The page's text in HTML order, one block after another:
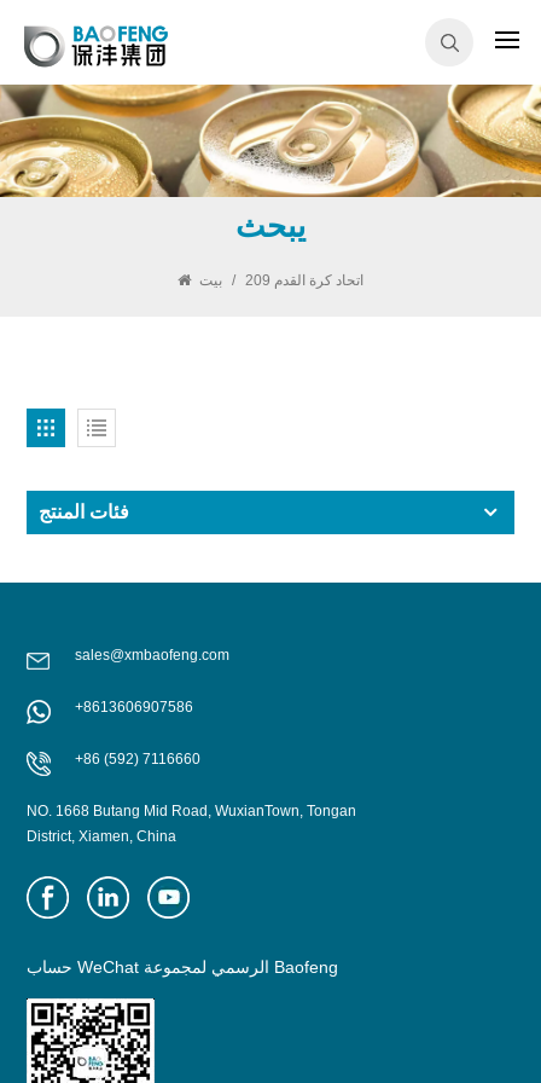
يبحث
/ 209 اتحاد كرة القدم
فئات المنتج
sales@xmbaofeng.com
+8613606907586
+86 (592) 7116660
NO. 1668 Butang Mid Road, WuxianTown, Tongan
District, Xiamen, China
حساب WeChat الرسمي لمجموعة Baofeng